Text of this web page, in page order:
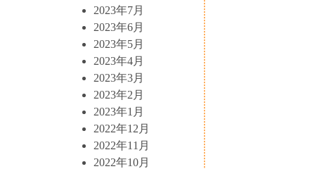
2023年7月
2023年6月
2023年5月
2023年4月
2023年3月
2023年2月
2023年1月
2022年12月
2022年11月
2022年10月